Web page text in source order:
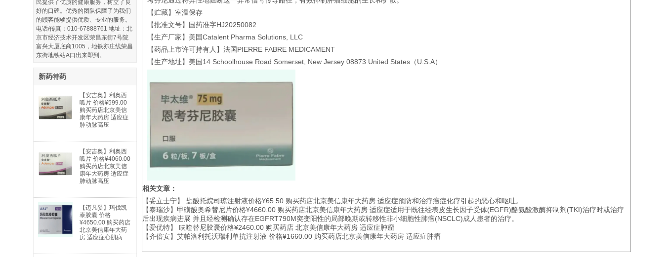
民提供了优质的健康服务，树立了良
好的口碑。优秀的团队保障了为我们
的顾客能够提供优质、专业的服务。
电话/传真：010-67888761 地址：北
京市经济技术开发区荣昌东街7号院
富兴大厦底商1005，地铁亦庄线荣昌
东街地铁站A口出来即到。
新药特药
【安吉奥】利奥西
呱片 价格¥599.00
购买药店北京美信
康年大药房 适应症
肺动脉高压
【安吉奥】利奥西
呱片 价格¥4060.00
购买药店北京美信
康年大药房 适应症
肺动脉高压
【迈凡妥】玛伐凯
泰胶囊 价格
¥4650.00 购买药店
北京美信康年大药
房 适应症心肌病
【贮藏】室温保存
【批准文号】国药准字HJ20250082
【生产厂家】美国Catalent Pharma Solutions, LLC
【药品上市许可持有人】法国PIERRE FABRE MEDICAMENT
【生产地址】美国14 Schoolhouse Road Somerset, New Jersey 08873 United States（U.S.A）
相关文章：
【妥立士宁】 盐酸托烷司琼注射液价格¥65.50 购买药店北京美信康年大药房 适应症预防和治疗癌症化疗引起的恶心和呕吐。
【泰瑞沙】甲磺酸奥希替尼片价格¥4660.00 购买药店北京美信康年大药房 适应症适用于既往经表皮生长因子受体(EGFR)酪氨酸激酶抑制剂(TKI)治疗时或治疗
后出现疾病进展 并且经检测确认存在EGFRT790M突变阳性的局部晚期或转移性非小细胞性肺癌(NSCLC)成人患者的治疗。
【爱优特】 呋喹替尼胶囊价格¥2460.00 购买药店 北京美信康年大药房 适应症肿瘤
【齐倍安】艾帕洛利托沃瑞利单抗注射液 价格¥1660.00 购买药店北京美信康年大药房 适应症肿瘤